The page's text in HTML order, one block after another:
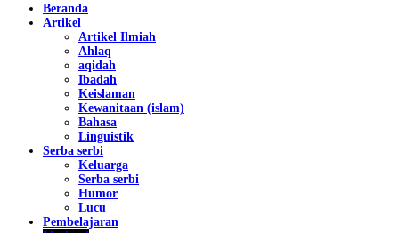
Beranda
Artikel
Artikel Ilmiah
Ahlaq
aqidah
Ibadah
Keislaman
Kewanitaan (islam)
Bahasa
Linguistik
Serba serbi
Keluarga
Serba serbi
Humor
Lucu
Pembelajaran